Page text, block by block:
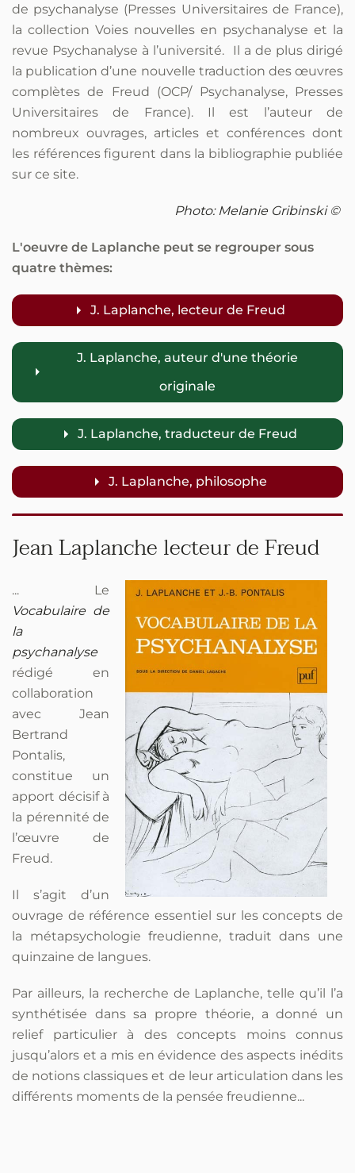
de psychanalyse (Presses Universitaires de France),
la collection Voies nouvelles en psychanalyse et la
revue Psychanalyse à l’université. Il a de plus dirigé
la publication d’une nouvelle traduction des œuvres
complètes de Freud (OCP/ Psychanalyse, Presses
Universitaires de France). Il est l’auteur de
nombreux ouvrages, articles et conférences dont
les références figurent dans la bibliographie publiée
sur ce site.
Photo: Melanie Gribinski ©
L'oeuvre de Laplanche peut se regrouper sous
quatre thèmes:
J. Laplanche, lecteur de Freud
J. Laplanche, auteur d'une théorie
originale
J. Laplanche, traducteur de Freud
J. Laplanche, philosophe
Jean Laplanche lecteur de Freud
... Le
Vocabulaire de
la
psychanalyse
rédigé en
collaboration
avec Jean
Bertrand
Pontalis,
constitue un
apport décisif à
la pérennité de
l’œuvre de
Freud.
Il s’agit d’un
ouvrage de référence essentiel sur les concepts de
la métapsychologie freudienne, traduit dans une
quinzaine de langues.
Par ailleurs, la recherche de Laplanche, telle qu’il l’a
synthétisée dans sa propre théorie, a donné un
relief particulier à des concepts moins connus
jusqu’alors et a mis en évidence des aspects inédits
de notions classiques et de leur articulation dans les
différents moments de la pensée freudienne...